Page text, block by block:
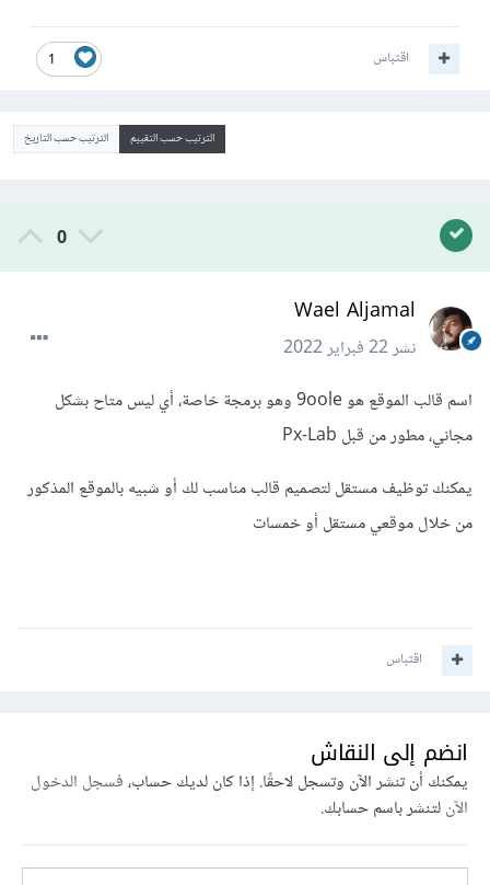
1 اقتباس
الترتيب حسب التقييم الترتيب حسب التاريخ
0
Wael Aljamal
نشر22 فبراير 2022
اسم قالب الموقع هو 9oole وهو برمجة خاصة، أي ليس متاح بشكل
مجاني، مطور من قبل Px-Lab
يمكنك توظيف مستقل لتصميم قالب مناسب لك أو شبيه بالموقع المذكور
من خلال موقعي مستقل أو خمسات
اقتباس
انضم إلى النقاش
يمكنك أن تنشر الآن وتسجل لاحقًا. إذا كان لديك حساب،فسجل الدخول
الآنلتنشر باسم حسابك.